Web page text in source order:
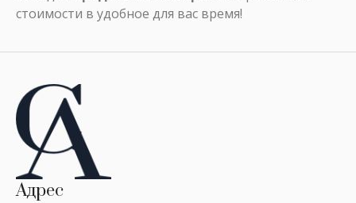
стоимости в удобное для вас время!
Адрес